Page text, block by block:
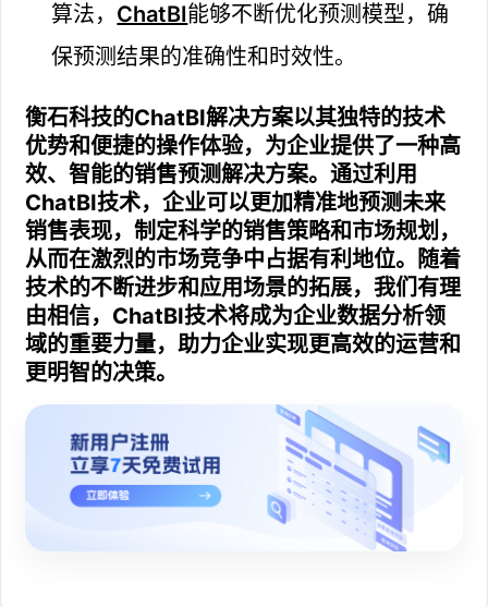
算法， ChatBI能够不断优化预测模型，确
保预测结果的准确性和时效性。
衡石科技的ChatBI解决方案以其独特的技术
优势和便捷的操作体验，为企业提供了一种高
效、智能的销售预测解决方案。通过利用
ChatBI技术，企业可以更加精准地预测未来
销售表现，制定科学的销售策略和市场规划，
从而在激烈的市场竞争中占据有利地位。随着
技术的不断进步和应用场景的拓展，我们有理
由相信，ChatBI技术将成为企业数据分析领
域的重要力量，助力企业实现更高效的运营和
更明智的决策。